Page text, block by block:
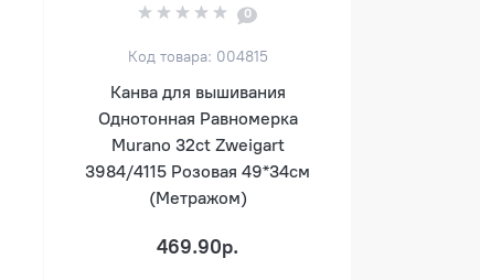
0
Код товара: 004815
Канва для вышивания
Однотонная Равномерка
Murano 32ct Zweigart
3984/4115 Розовая 49*34см
(Метражом)
469.90р.